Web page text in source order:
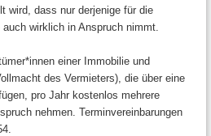
wird, dass nur derjenige für die
wirklich in Anspruch nimmt.
einer Immobilie und
des Vermieters), die über eine
pro Jahr kostenlos mehrere
nehmen. Terminvereinbarungen